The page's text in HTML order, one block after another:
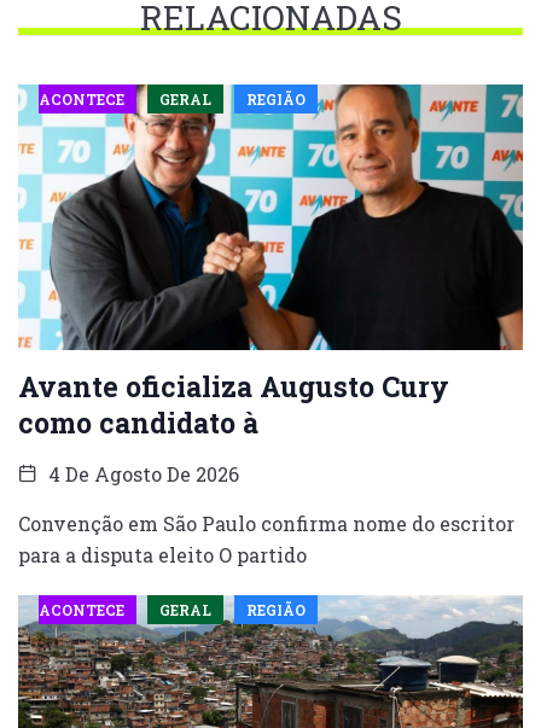
RELACIONADAS
ACONTECE GERAL REGIÃO
Avante oficializa Augusto Cury
como candidato à
4 De Agosto De 2026
Convenção em São Paulo confirma nome do escritor
para a disputa eleito O partido
ACONTECE GERAL REGIÃO